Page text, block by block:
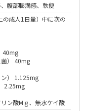
腹部膨満感、軟便
成人1日量）中に次の
40mg
） 40mg
） 1.125mg
2.25mg
ン酸Mｇ、無水ケイ酸